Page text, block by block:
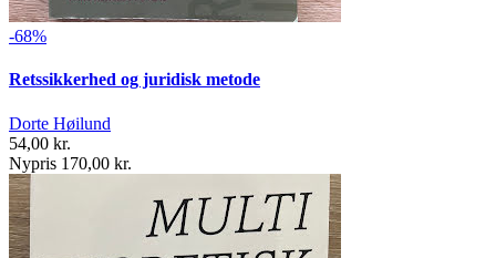
-68%
Retssikkerhed og juridisk metode
Dorte Høilund
54,00 kr.
Nypris 170,00 kr.